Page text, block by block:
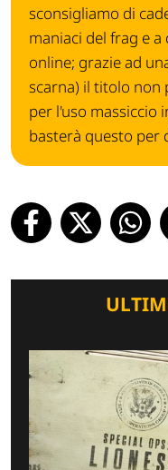
sconsigliamo di
maniaci del frag e
online; grazie ad
scarna) il titolo non
per l'uso massiccio
basterà questo per